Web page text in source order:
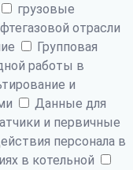
грузовые
отрасли
Групповая
работы в
и
Данные для
и первичные
персонала в
в котельной